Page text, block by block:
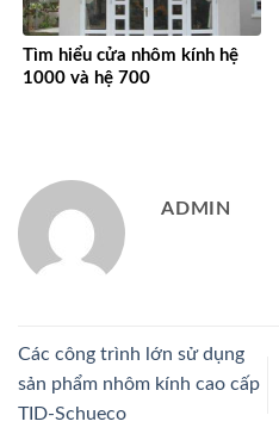
Tìm hiểu cửa nhôm kính hệ
1000 và hệ 700
ADMIN
Các công trình lớn sử dụng
sản phẩm nhôm kính cao cấp
TID-Schueco